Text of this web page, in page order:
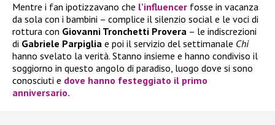
Mentre i fan ipotizzavano che l’influencer fosse in vacanza
da sola con i bambini – complice il silenzio social e le voci di
rottura con Giovanni Tronchetti Provera – le indiscrezioni
di Gabriele Parpiglia e poi il servizio del settimanale Chi
hanno svelato la verità. Stanno insieme e hanno condiviso il
soggiorno in questo angolo di paradiso, luogo dove si sono
conosciuti e dove hanno festeggiato il primo
anniversario.